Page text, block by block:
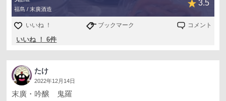
福島 / 末廣酒造
3.5
いいね ！ ブックマーク コメント
いいね ！ 6件
たけ
2022年12月14日
末廣・吟醸 鬼羅